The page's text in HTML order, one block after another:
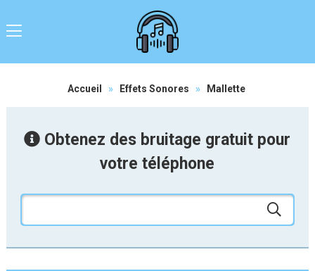
Accueil » Effets Sonores » Mallette
Obtenez des bruitage gratuit pour
votre téléphone